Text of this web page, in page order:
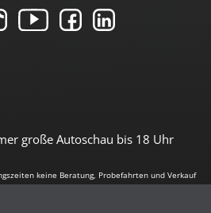
große Autoschau bis 18 Uhr
keine Beratung, Probefahrten und Verkauf